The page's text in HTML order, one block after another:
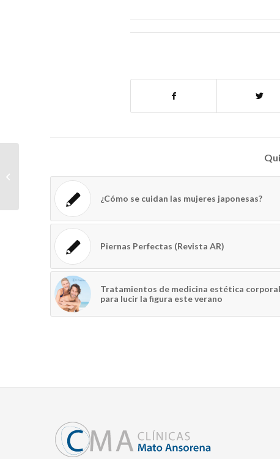
¿Cómo se cuidan las mujeres japonesas?
Piernas Perfectas (Revista AR)
Tratamientos de medicina estética corporal
para lucir la figura este verano
del zumo de naranja